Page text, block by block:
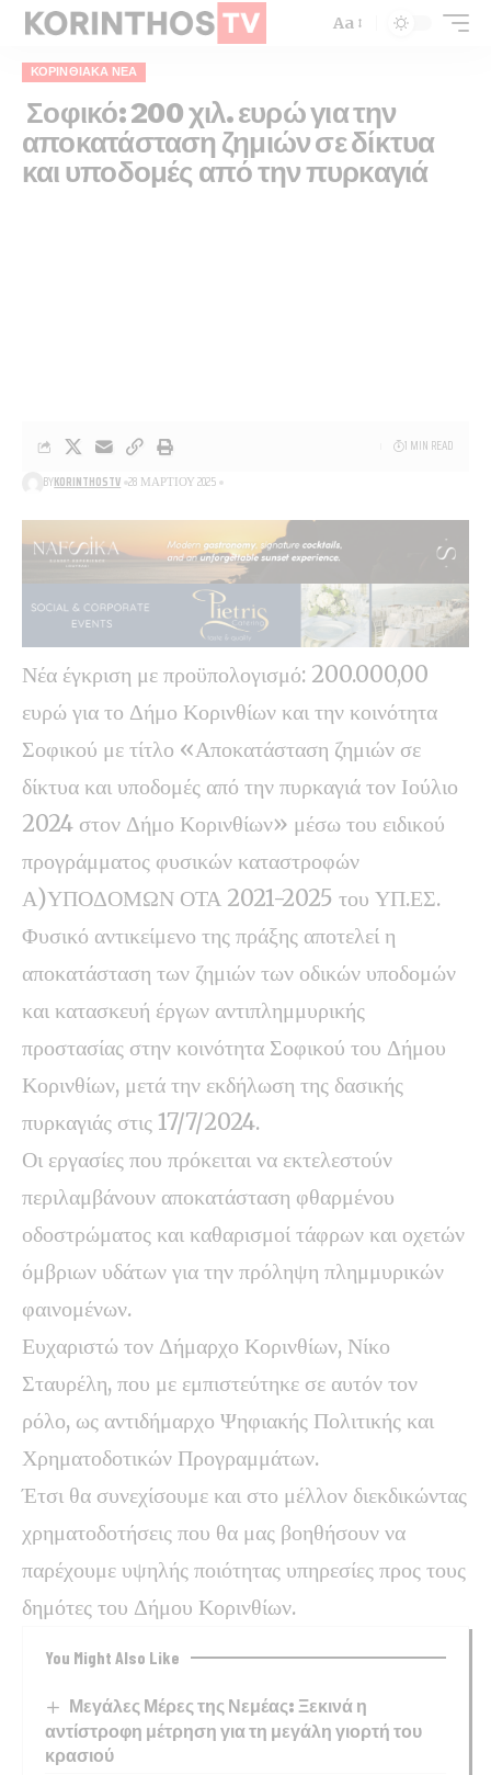
Aa
ΚΟΡΙΝΘΙΑΚΆ ΝΈΑ
Σοφικό: 200 χιλ. ευρώ για την
αποκατάσταση ζημιών σε δίκτυα
και υποδομές από την πυρκαγιά
BYKORINTHOSTV 28 ΜΑΡΤΊΟΥ 2025
1 MIN READ
Νέα έγκριση με προϋπολογισμό: 200.000,00
ευρώ για το Δήμο Κορινθίων και την κοινότητα
Σοφικού με τίτλο «Αποκατάσταση ζημιών σε
δίκτυα και υποδομές από την πυρκαγιά τον Ιούλιο
2024 στον Δήμο Κορινθίων» μέσω του ειδικού
προγράμματος φυσικών καταστροφών
Α)ΥΠΟΔΟΜΩΝ ΟΤΑ 2021-2025 του ΥΠ.ΕΣ.
Φυσικό αντικείμενο της πράξης αποτελεί η
αποκατάσταση των ζημιών των οδικών υποδομών
και κατασκευή έργων αντιπλημμυρικής
προστασίας στην κοινότητα Σοφικού του Δήμου
Κορινθίων, μετά την εκδήλωση της δασικής
πυρκαγιάς στις 17/7/2024.
Οι εργασίες που πρόκειται να εκτελεστούν
περιλαμβάνουν αποκατάσταση φθαρμένου
οδοστρώματος και καθαρισμοί τάφρων και οχετών
όμβριων υδάτων για την πρόληψη πλημμυρικών
φαινομένων.
Ευχαριστώ τον Δήμαρχο Κορινθίων, Νίκο
Σταυρέλη, που με εμπιστεύτηκε σε αυτόν τον
ρόλο, ως αντιδήμαρχο Ψηφιακής Πολιτικής και
Χρηματοδοτικών Προγραμμάτων.
Έτσι θα συνεχίσουμε και στο μέλλον διεκδικώντας
χρηματοδοτήσεις που θα μας βοηθήσουν να
παρέχουμε υψηλής ποιότητας υπηρεσίες προς τους
δημότες του Δήμου Κορινθίων.
You Might Also Like
Μεγάλες Μέρες της Νεμέας: Ξεκινά η
αντίστροφη μέτρηση για τη μεγάλη γιορτή του
κρασιού